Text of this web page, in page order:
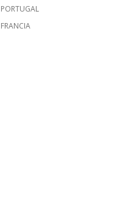
PORTUGAL
FRANCIA